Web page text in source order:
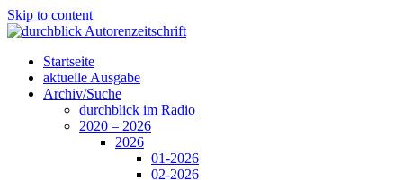
Skip to content
Startseite
aktuelle Ausgabe
Archiv/Suche
durchblick im Radio
2020 – 2026
2026
01-2026
02-2026